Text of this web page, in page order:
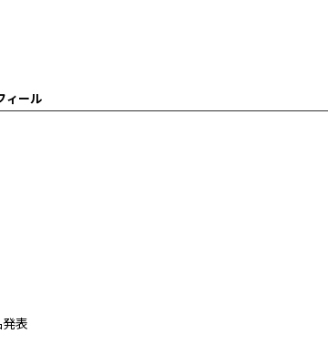
ィール
表